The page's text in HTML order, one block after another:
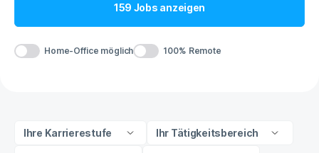
159 Jobs anzeigen
Home-Office möglich 100% Remote
Ihre Karrierestufe Ihr Tätigkeitsbereich